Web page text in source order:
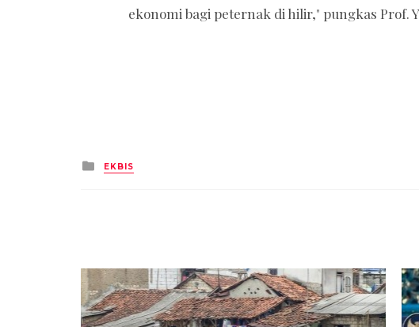
ekonomi bagi peternak di hilir," pungkas Prof.
Posted
in
EKBIS